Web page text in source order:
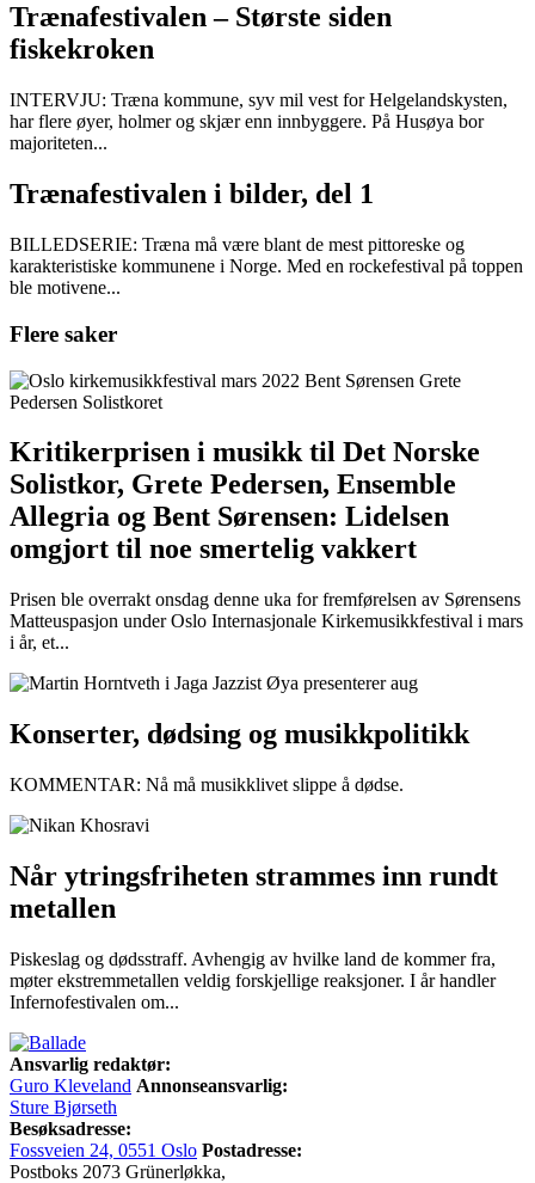
Trænafestivalen – Største siden
fiskekroken
INTERVJU: Træna kommune, syv mil vest for Helgelandskysten,
har flere øyer, holmer og skjær enn innbyggere. På Husøya bor
majoriteten...
Trænafestivalen i bilder, del 1
BILLEDSERIE: Træna må være blant de mest pittoreske og
karakteristiske kommunene i Norge. Med en rockefestival på toppen
ble motivene...
Flere saker
Kritikerprisen i musikk til Det Norske
Solistkor, Grete Pedersen, Ensemble
Allegria og Bent Sørensen: Lidelsen
omgjort til noe smertelig vakkert
Prisen ble overrakt onsdag denne uka for fremførelsen av Sørensens
Matteuspasjon under Oslo Internasjonale Kirkemusikkfestival i mars
i år, et...
Konserter, dødsing og musikkpolitikk
KOMMENTAR: Nå må musikklivet slippe å dødse.
Når ytringsfriheten strammes inn rundt
metallen
Piskeslag og dødsstraff. Avhengig av hvilke land de kommer fra,
møter ekstremmetallen veldig forskjellige reaksjoner. I år handler
Infernofestivalen om...
Ansvarlig redaktør:
Guro Kleveland Annonseansvarlig:
Sture Bjørseth
Besøksadresse:
Fossveien 24, 0551 Oslo Postadresse:
Postboks 2073 Grünerløkka,